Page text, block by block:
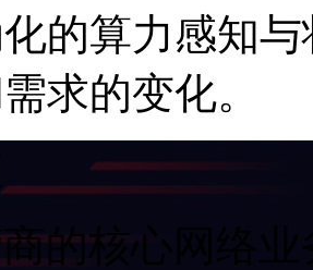
的算力感知与
求的变化。
的核心网络业务